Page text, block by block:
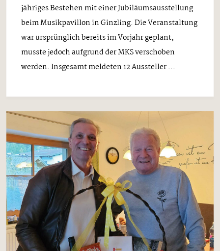
jähriges Bestehen mit einer Jubiläumsausstellung
beim Musikpavillon in Ginzling. Die Veranstaltung
war ursprünglich bereits im Vorjahr geplant,
musste jedoch aufgrund der MKS verschoben
werden. Insgesamt meldeten 12 Aussteller ...